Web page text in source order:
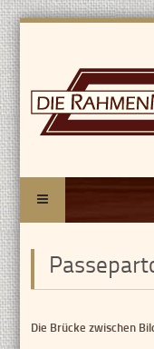
Die Brücke zwischen